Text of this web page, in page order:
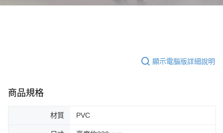
顯示電腦版詳細說明
商品規格
材質 PVC